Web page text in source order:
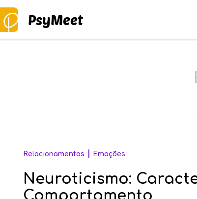
PsyMeet
Relacionamentos Emoções
Neuroticismo: